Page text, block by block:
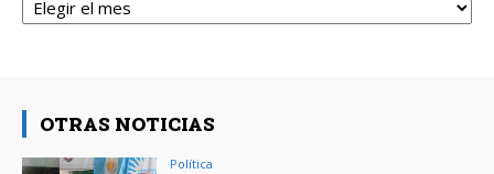
OTRAS NOTICIAS
Política